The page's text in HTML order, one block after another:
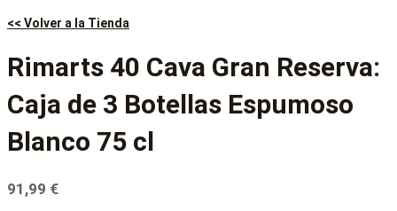
<< Volver a la Tienda
Rimarts 40 Cava Gran Reserva:
Caja de 3 Botellas Espumoso
Blanco 75 cl
91,99 €